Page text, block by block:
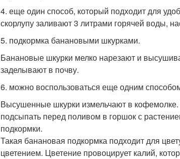
4. еще один способ, который подходит для
скорлупу заливают 3 литрами горячей воды,
5. подкормка банановыми шкурками.
Банановые шкурки мелко нарезают и
заделывают в почву.
6. можно воспользоваться еще одним
Высушенные шкурки измельчают в
подсыпать перед поливом в горшок с
подкормки.
Такая банановая подкормка подходит для
цветением. Цветение провоцирует калий,